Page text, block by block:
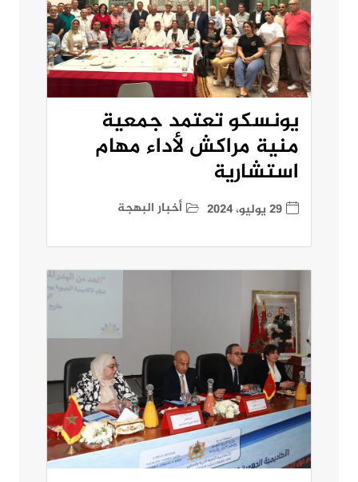
يونسكو تعتمد جمعية
منية مراكش لأداء مهام
استشارية
29 يوليو، 2024 أخبار البهجة